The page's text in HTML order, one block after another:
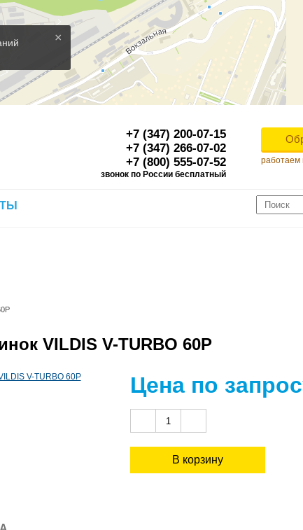
×
Для корректной работы Raster JS
+7 (347) 200-07-15
+7 (347) 266-07-02
+7 (800) 555-07-52
звонок по России бесплатный
работаем
VILDIS V-TURBO 60P
Цена по